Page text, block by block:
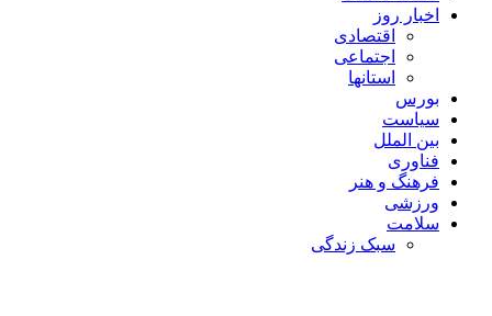
اخبار روز
اقتصادی
اجتماعی
استانها
بورس
سیاست
بین الملل
فناوری
فرهنگ و هنر
ورزشی
سلامت
سبک زندگی